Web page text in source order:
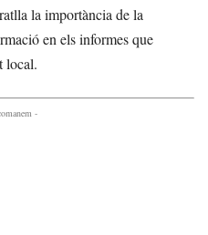
la importància de la
en els informes que
local.
-